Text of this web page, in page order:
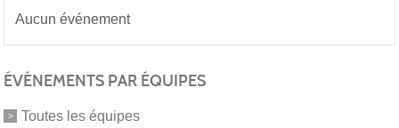
Aucun événement
ÉVÉNEMENTS PAR ÉQUIPES
Toutes les équipes